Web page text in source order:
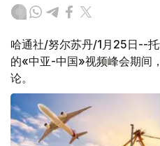
哈通社/努尔苏丹/1月25日--
的«中亚-中国»视频峰会期间
论。